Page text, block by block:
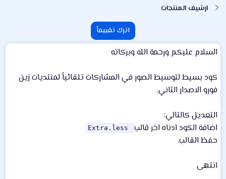
ك
ر
ل
ن
ش
ا
ارشيف المنتجات
اترك تقييماً
السلام عليكم ورحمة الله وبركاته
كود بسيط لتوسيط الصور في المشاركات تلقائياً لمنتديات زين
فورو الاصدار الثاني.
التعديل كالتالي:
اضافة الكود ادناه اخر قالب
حفظ القالب.
انتهى